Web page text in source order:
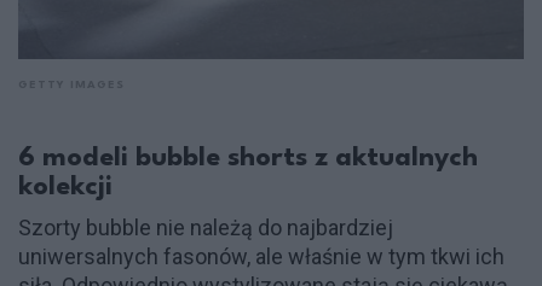
6 modeli bubble shorts z aktualnych
kolekcji
Szorty bubble nie należą do najbardziej
uniwersalnych fasonów, ale właśnie w tym tkwi ich